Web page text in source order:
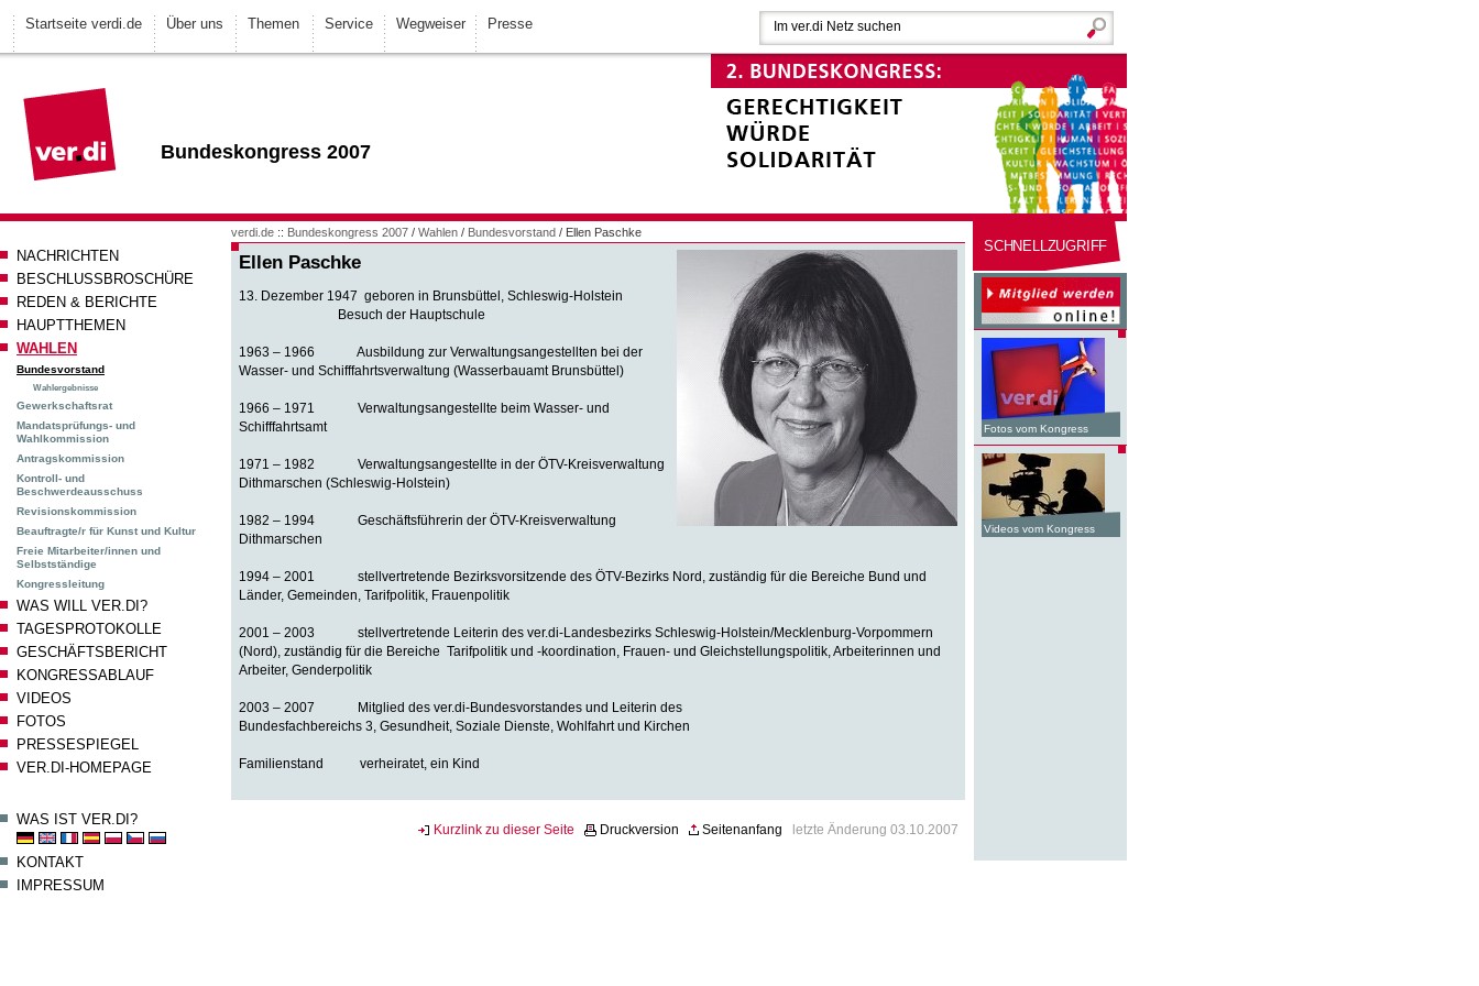
Startseite verdi.de Über uns Themen Service Wegweiser Presse
Bundeskongress 2007
NACHRICHTEN
BESCHLUSSBROSCHÜRE
REDEN & BERICHTE
HAUPTTHEMEN
WAHLEN
Bundesvorstand
Wahlergebnisse
Gewerkschaftsrat
Mandatsprüfungs- und
Wahlkommission
Antragskommission
Kontroll- und
Beschwerdeausschuss
Revisionskommission
Beauftragte/r für Kunst und Kultur
Freie Mitarbeiter/innen und
Selbstständige
Kongressleitung
WAS WILL VER.DI?
TAGESPROTOKOLLE
GESCHÄFTSBERICHT
KONGRESSABLAUF
VIDEOS
FOTOS
PRESSESPIEGEL
VER.DI-HOMEPAGE
WAS IST VER.DI?
KONTAKT
IMPRESSUM
verdi.de :: Bundeskongress 2007 /Wahlen / Bundesvorstand / Ellen Paschke
Ellen Paschke
13. Dezember 1947 geboren in Brunsbüttel, Schleswig-Holstein
Besuch der Hauptschule
1963 – 1966 Ausbildung zur Verwaltungsangestellten bei der
Wasser- und Schifffahrtsverwaltung (Wasserbauamt Brunsbüttel)
1966 – 1971 Verwaltungsangestellte beim Wasser- und
Schifffahrtsamt
1971 – 1982 Verwaltungsangestellte in der ÖTV-Kreisverwaltung
Dithmarschen (Schleswig-Holstein)
1982 – 1994 Geschäftsführerin der ÖTV-Kreisverwaltung
Dithmarschen
1994 – 2001 stellvertretende Bezirksvorsitzende des ÖTV-Bezirks Nord, zuständig für die Bereiche Bund und
Länder, Gemeinden, Tarifpolitik, Frauenpolitik
2001 – 2003 stellvertretende Leiterin des ver.di-Landesbezirks Schleswig-Holstein/Mecklenburg-Vorpommern
(Nord), zuständig für die Bereiche Tarifpolitik und -koordination, Frauen- und Gleichstellungspolitik, Arbeiterinnen und
Arbeiter, Genderpolitik
2003 – 2007 Mitglied des ver.di-Bundesvorstandes und Leiterin des
Bundesfachbereichs 3, Gesundheit, Soziale Dienste, Wohlfahrt und Kirchen
Familienstand verheiratet, ein Kind
letzte Änderung 03.10.2007
Seitenanfang
Druckversion
Kurzlink zu dieser Seite
SCHNELLZUGRIFF
Fotos vom Kongress
Videos vom Kongress